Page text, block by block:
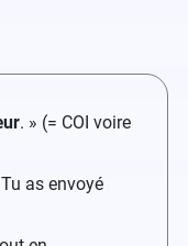
. » (= COI voire
as envoyé